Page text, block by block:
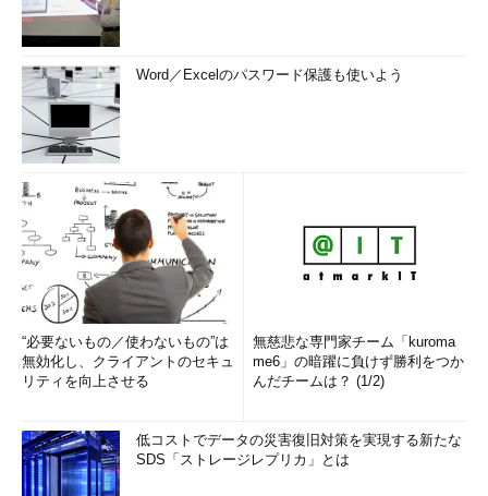
Word／Excelのパスワード保護も使いよう
“必要ないもの／使わないもの”は
無効化し、クライアントのセキュ
リティを向上させる
無慈悲な専門家チーム「kuroma
me6」の暗躍に負けず勝利をつか
んだチームは？ (1/2)
低コストでデータの災害復旧対策を実現する新たな
SDS「ストレージレプリカ」とは